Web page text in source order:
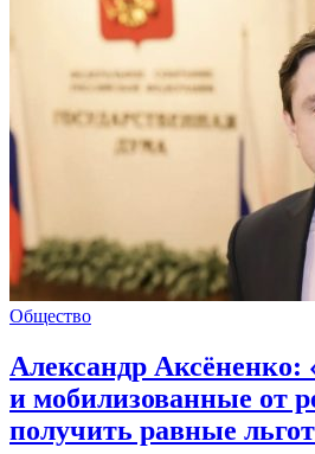
Общество
Александр Аксёненко:
и мобилизованные от
получить равные